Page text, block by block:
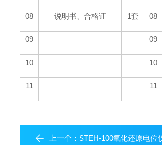
08 说明书、合格证 1套 08
09 09
10 10
11 11
上一个： STEH-100氧化还原电位